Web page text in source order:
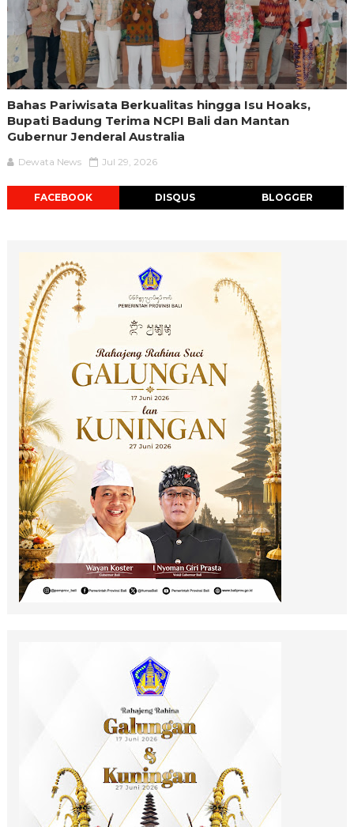
Bahas Pariwisata Berkualitas hingga Isu Hoaks,
Bupati Badung Terima NCPI Bali dan Mantan
Gubernur Jenderal Australia
Dewata News Jul 29, 2026
FACEBOOK DISQUS BLOGGER